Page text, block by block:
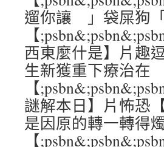
遛你讓 」袋屎狗
【
西東麼什是】片趣
生新獲重下療治在
【
謎解本日】片怖恐
是因原的轉一轉得
【